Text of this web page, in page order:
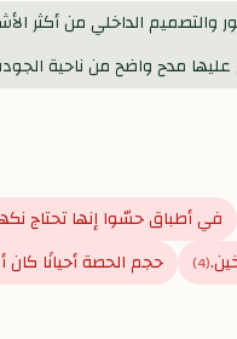
والتصميم الداخلي من أكثر
عليها مدح واضح من ناحية
في أطباق حسّوا إنها تحتاج
(
4
) حجم الحصة أحيانًا